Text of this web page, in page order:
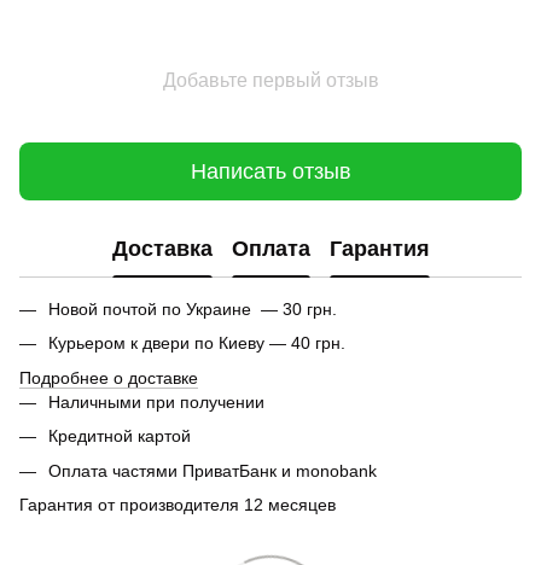
Добавьте первый отзыв
Написать отзыв
Доставка Оплата Гарантия
Новой почтой по Украине — 30 грн.
Курьером к двери по Киеву — 40 грн.
Подробнее о доставке
Наличными при получении
Кредитной картой
Оплата частями ПриватБанк и monobank
Гарантия от производителя 12 месяцев